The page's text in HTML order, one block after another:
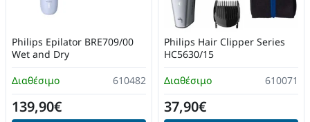
Διαθέσιμο 610482
Philips Epilator BRE709/00
Wet and Dry
139,90€
Διαθέσιμο 610071
Philips Hair Clipper Series
HC5630/15
37,90€